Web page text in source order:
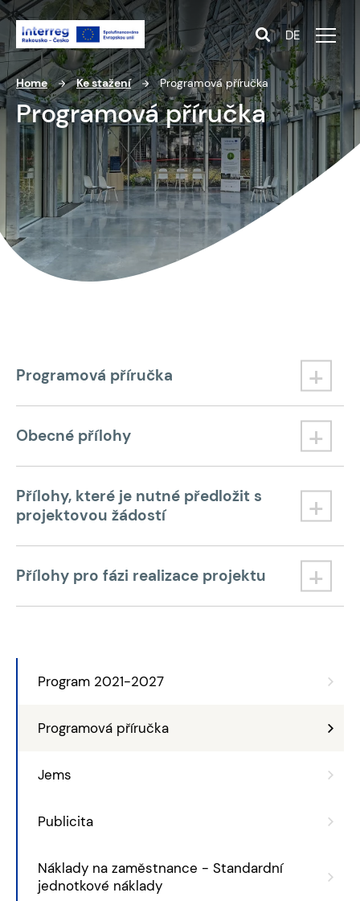
DE
Home Ke stažení Programová příručka
Programová příručka
Program 2021-2027
Programová příručka
Jems
Publicita
Náklady na zaměstnance - Standardní
jednotkové náklady
Programová příručka
Obecné přílohy
Přílohy, které je nutné předložit s
projektovou žádostí
Přílohy pro fázi realizace projektu